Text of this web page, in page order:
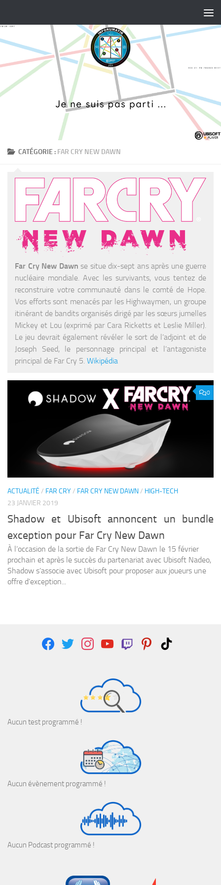
CATÉGORIE : FAR CRY NEW DAWN
Far Cry New Dawn se situe dix-sept ans après une guerre
nucléaire mondiale. Avec les survivants, vous tentez de
reconstruire votre communauté dans le comté de Hope.
Vos efforts sont menacés par les Highwaymen, un groupe
itinérant de bandits organisés dirigé par les sœurs jumelles
Mickey et Lou (exprimé par Cara Ricketts et Leslie Miller).
Le jeu devrait également révéler le sort de l’adjoint et de
Joseph Seed, le personnage principal et l’antagoniste
principal de Far Cry 5. Wikipédia
0
ACTUALITÉ / FAR CRY/ FAR CRY NEW DAWN/ HIGH-TECH
23 JANVIER 2019
Shadow et Ubisoft annoncent un bundle
exception pour Far Cry New Dawn
À l’occasion de la sortie de Far Cry New Dawn le 15 février
prochain et après le succès du partenariat avec Ubisoft Nadeo,
Shadow s’associe avec Ubisoft pour proposer aux joueurs une
offre d’exception...
facebooktwitter instagramyoutubetwitch pinteresttiktok
Aucun test programmé !
Aucun évènement programmé !
Aucun Podcast programmé !